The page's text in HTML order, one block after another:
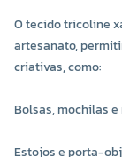
O tecido tricoline
artesanato,
criativas, como:
Bolsas, mochilas
Estojos e porta-